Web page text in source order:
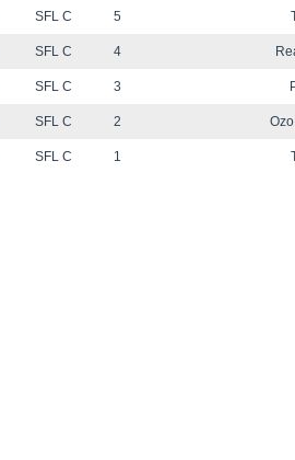
SFL C 5
SFL C 4
SFL C 3
SFL C 2
SFL C 1